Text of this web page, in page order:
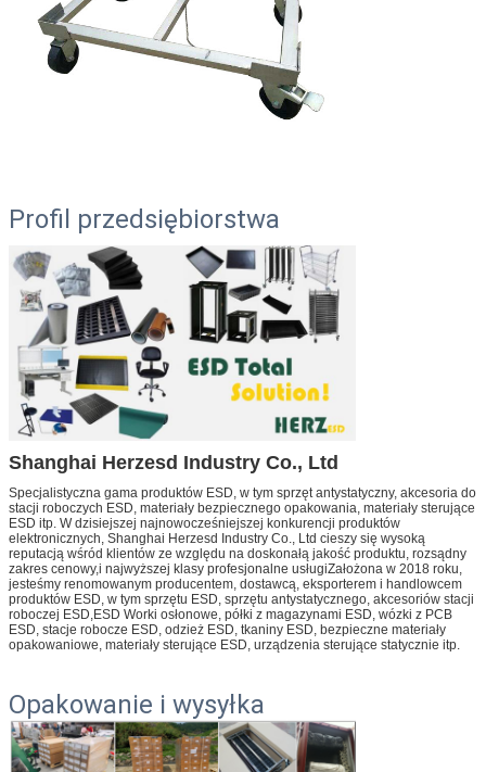
Profil przedsiębiorstwa
Shanghai Herzesd Industry Co., Ltd
Specjalistyczna gama produktów ESD, w tym sprzęt antystatyczny, akcesoria do
stacji roboczych ESD, materiały bezpiecznego opakowania, materiały sterujące
ESD itp. W dzisiejszej najnowocześniejszej konkurencji produktów
elektronicznych, Shanghai Herzesd Industry Co., Ltd cieszy się wysoką
reputacją wśród klientów ze względu na doskonałą jakość produktu, rozsądny
zakres cenowy,i najwyższej klasy profesjonalne usługiZałożona w 2018 roku,
jesteśmy renomowanym producentem, dostawcą, eksporterem i handlowcem
produktów ESD, w tym sprzętu ESD, sprzętu antystatycznego, akcesoriów stacji
roboczej ESD,ESD Worki osłonowe, półki z magazynami ESD, wózki z PCB
ESD, stacje robocze ESD, odzież ESD, tkaniny ESD, bezpieczne materiały
opakowaniowe, materiały sterujące ESD, urządzenia sterujące statycznie itp.
Opakowanie i wysyłka